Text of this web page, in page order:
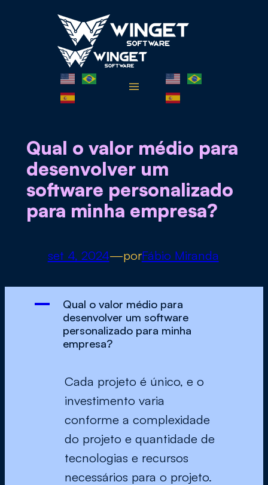
Qual o valor médio para
desenvolver um
software personalizado
para minha empresa?
set 4, 2024—porFábio Miranda
A
Qual o valor médio para
desenvolver um software
personalizado para minha
empresa?
Cada projeto é único, e o
investimento varia
conforme a complexidade
do projeto e quantidade de
tecnologias e recursos
necessários para o projeto.